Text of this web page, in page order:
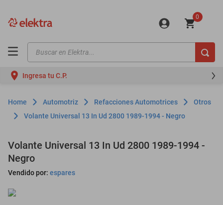
0
Buscar en Elektra...
Ingresa tu C.P.
Automotriz Refacciones Automotrices
Otros
Volante Universal 13 In Ud 2800 1989-1994 - Negro
Volante Universal 13 In Ud 2800 1989-1994 -
Negro
Vendido por: espares
motos
moto
celulares
refrigeradores